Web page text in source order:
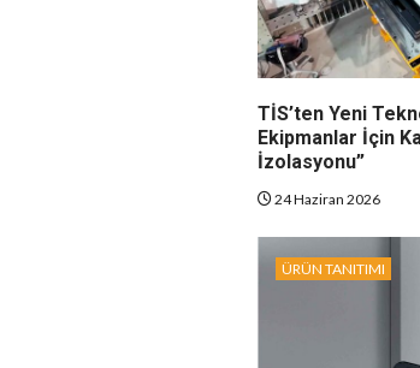
TİS’ten Yeni
Ekipmanlar İçin
İzolasyonu”
24 Haziran 2026
ÜRÜN TANITIMI